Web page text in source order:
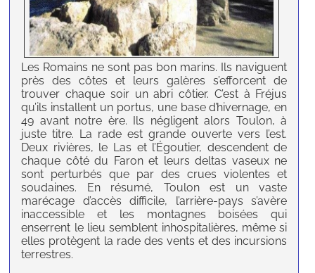
Les Romains ne sont pas bon marins. Ils naviguent
près des côtes et leurs galères s’efforcent de
trouver chaque soir un abri côtier. C’est à Fréjus
qu’ils installent un portus, une base d’hivernage, en
49 avant notre ère. Ils négligent alors Toulon, à
juste titre. La rade est grande ouverte vers l’est.
Deux rivières, le Las et l’Égoutier, descendent de
chaque côté du Faron et leurs deltas vaseux ne
sont perturbés que par des crues violentes et
soudaines. En résumé, Toulon est un vaste
marécage d’accès difficile, l’arrière-pays s’avère
inaccessible et les montagnes boisées qui
enserrent le lieu semblent inhospitalières, même si
elles protègent la rade des vents et des incursions
terrestres.